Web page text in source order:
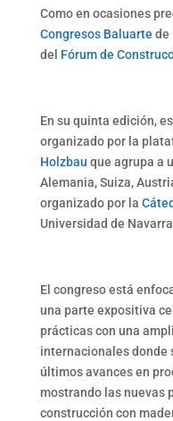
Como en ocasiones
Congresos Baluarte de
del Fórum de
En su quinta edición,
organizado por la
Holzbau que agrupa a
Alemania, Suiza,
organizado por la
Universidad de
El congreso está
una parte expositiva
prácticas con una
internacionales donde
últimos avances en
mostrando las nuevas
construcción con